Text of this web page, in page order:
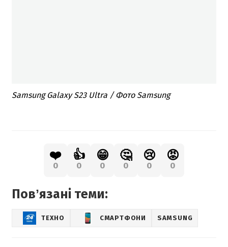
Samsung Galaxy S23 Ultra / Фото Samsung
❤️
0
👍
0
😁
0
🤔
0
😢
0
😡
0
Повʼязані теми:
ТЕХНО СМАРТФОНИ SAMSUNG